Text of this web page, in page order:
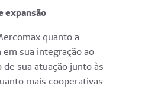
expansão
quanto a
sua integração ao
de sua atuação junto às
mais cooperativas